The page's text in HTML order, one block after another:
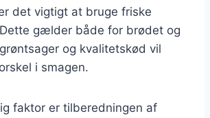
det vigtigt at bruge friske
gælder både for brødet og
og kvalitetskød vil
i smagen.
faktor er tilberedningen af